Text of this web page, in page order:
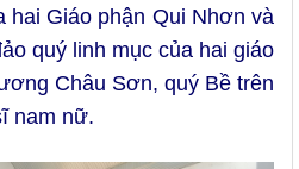
hai Giáo phận Qui Nhơn và
quý linh mục của hai giáo
Châu Sơn, quý Bề trên
nam nữ.